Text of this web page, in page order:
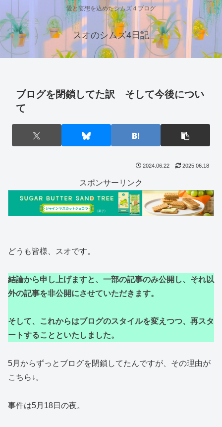
愛と妄想を込めたシムズ４ブログ
スオのシムズ4日記
ブログを閉鎖してた訳 そして今後につい
て
2024.06.22 2025.06.18
スポンサーリンク
どうも皆様、スオです。
結論から申し上げますと、一部の記事のみ公開し、それ以
外の記事を非公開にさせていただきます。
そして、これからはブログのスタイルを変えつつ、再スタ
ートすることといたしました。
5月からずっとブログを閉鎖してたんですが、その理由が
こちら↓。
事件は5月18日の夜。